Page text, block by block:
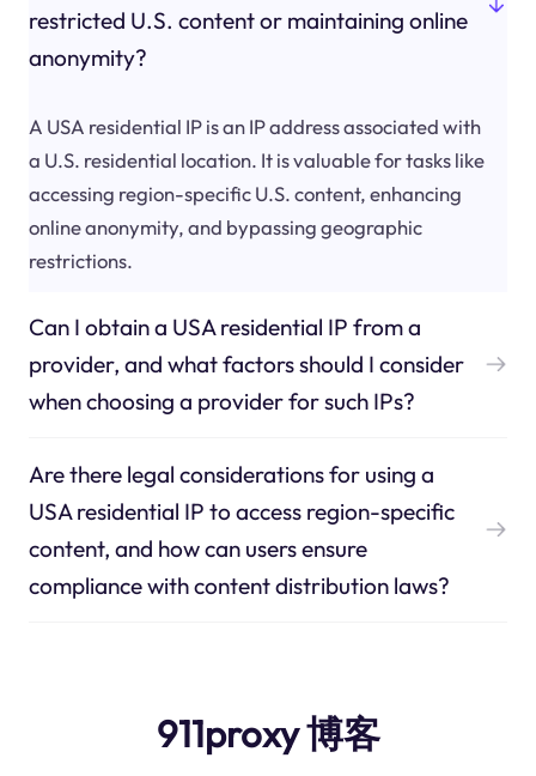
restricted U.S. content or maintaining online
anonymity?
A USA residential IP is an IP address associated with
a U.S. residential location. It is valuable for tasks like
accessing region-specific U.S. content, enhancing
online anonymity, and bypassing geographic
restrictions.
Can I obtain a USA residential IP from a
provider, and what factors should I consider
when choosing a provider for such IPs?
Are there legal considerations for using a
USA residential IP to access region-specific
content, and how can users ensure
compliance with content distribution laws?
911proxy 博客